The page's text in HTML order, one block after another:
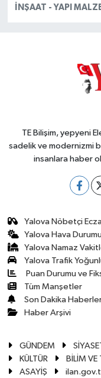
İNŞAAT - YAPI
TE Bilişim, yepyeni
sadelik ve modernizmi
insanlara haber
Yalova Nöbetçi
Yalova Hava
Yalova Namaz
Yalova Trafik
Puan Durumu ve
Tüm Manşetler
Son Dakika
Haber Arşivi
GÜNDEM
KÜLTÜR
BİLİM VE
ASAYİŞ